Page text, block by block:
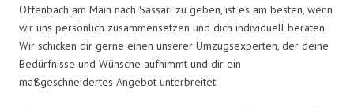
Offenbach am Main nach Sassari zu geben, ist es am besten, wenn
wir uns persönlich zusammensetzen und dich individuell beraten.
Wir schicken dir gerne einen unserer Umzugsexperten, der deine
Bedürfnisse und Wünsche aufnimmt und dir ein
maßgeschneidertes Angebot unterbreitet.